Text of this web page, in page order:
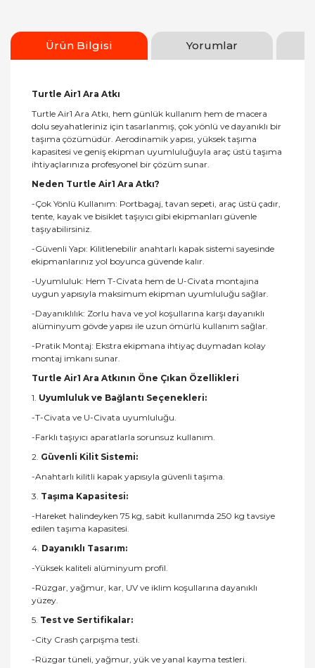
Ürün Bilgisi Yorumlar
Turtle Air1 Ara Atkı
Turtle Air1 Ara Atkı, hem günlük kullanım hem de macera
dolu seyahatleriniz için tasarlanmış, çok yönlü ve dayanıklı bir
taşıma çözümüdür. Aerodinamik yapısı, yüksek taşıma
kapasitesi ve geniş ekipman uyumluluğuyla araç üstü taşıma
ihtiyaçlarınıza profesyonel bir çözüm sunar.
Neden Turtle Air1 Ara Atkı?
-Çok Yönlü Kullanım: Portbagaj, tavan sepeti, araç üstü çadır,
tente, kayak ve bisiklet taşıyıcı gibi ekipmanları güvenle
taşıyabilirsiniz.
-Güvenli Yapı: Kilitlenebilir anahtarlı kapak sistemi sayesinde
ekipmanlarınız yol boyunca güvende kalır.
-Uyumluluk: Hem T-Civata hem de U-Civata montajına
uygun yapısıyla maksimum ekipman uyumluluğu sağlar.
-Dayanıklılık: Zorlu hava ve yol koşullarına karşı dayanıklı
alüminyum gövde yapısı ile uzun ömürlü kullanım sağlar.
-Pratik Montaj: Ekstra ekipmana ihtiyaç duymadan kolay
montaj imkanı sunar.
Turtle Air1 Ara Atkının Öne Çıkan Özellikleri
1. Uyumluluk ve Bağlantı Seçenekleri:
-T-Civata ve U-Civata uyumluluğu.
-Farklı taşıyıcı aparatlarla sorunsuz kullanım.
2. Güvenli Kilit Sistemi:
-Anahtarlı kilitli kapak yapısıyla güvenli taşıma.
3. Taşıma Kapasitesi:
-Hareket halindeyken 75 kg, sabit kullanımda 250 kg tavsiye
edilen taşıma kapasitesi.
4. Dayanıklı Tasarım:
-Yüksek kaliteli alüminyum profil.
-Rüzgar, yağmur, kar, UV ve iklim koşullarına dayanıklı
yüzey.
5. Test ve Sertifikalar:
-City Crash çarpışma testi.
-Rüzgar tüneli, yağmur, yük ve yanal kayma testleri.